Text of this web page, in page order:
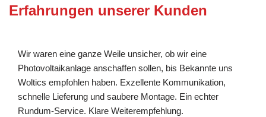
Erfahrungen unserer Kunden
Wir waren eine ganze Weile unsicher, ob wir eine
Photovoltaikanlage anschaffen sollen, bis Bekannte uns
Woltics empfohlen haben. Exzellente Kommunikation,
schnelle Lieferung und saubere Montage. Ein echter
Rundum-Service. Klare Weiterempfehlung.